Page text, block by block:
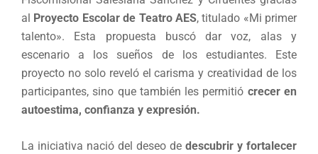
al
Proyecto Escolar de Teatro AES, titulado «Mi primer
talento». Esta propuesta buscó dar voz, alas y
escenario a los sueños de los estudiantes. Este
proyecto no solo reveló el carisma y creatividad de los
participantes, sino que también les permitió crecer en
autoestima, confianza y expresión.
La iniciativa nació del deseo de descubrir y fortalecer